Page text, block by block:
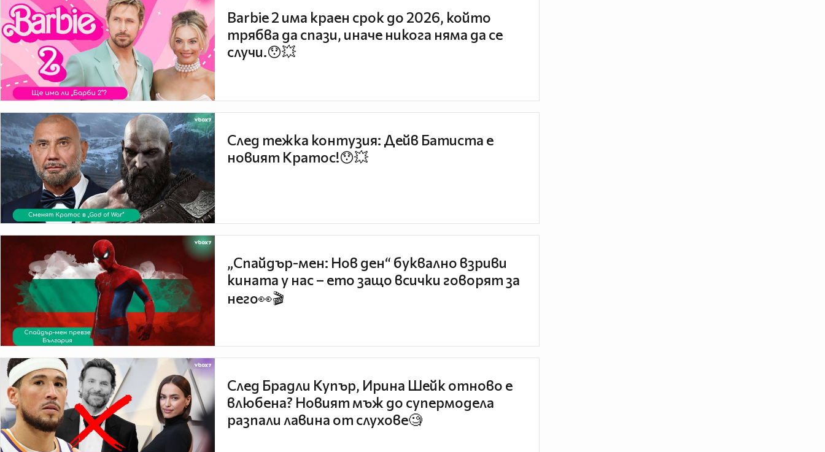
Barbie 2 има краен срок до 2026, който
трябва да спази, иначе никога няма да се
случи.😯💥
След тежка контузия: Дейв Батиста е
новият Кратос!😯💥
„Спайдър-мен: Нов ден“ буквално взриви
кината у нас – ето защо всички говорят за
него👀🎬
След Брадли Купър, Ирина Шейк отново е
влюбена? Новият мъж до супермодела
разпали лавина от слухове🧐